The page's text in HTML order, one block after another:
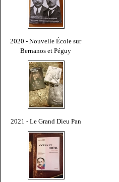
2020 - Nouvelle École sur
Bernanos et Péguy
2021 - Le Grand Dieu Pan